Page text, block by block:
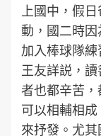
上國中，假
動，國二時
加入棒球隊練
王友詳説，
者也都辛苦
可以相輔相
來抒發。尤